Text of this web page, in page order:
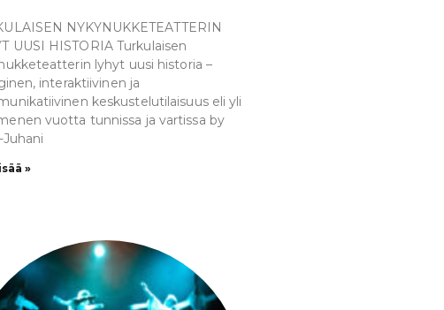
NYKYNUKKETEATTERIN
UUSI HISTORIA Turkulaisen
lyhyt uusi historia –
interaktiivinen ja
keskustelutilaisuus eli yli
vuotta tunnissa ja vartissa by
»